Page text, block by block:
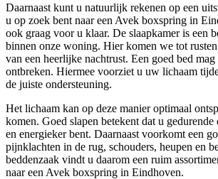
Daarnaast kunt u natuurlijk rekenen op een
u op zoek bent naar een Avek boxspring in
ook graag voor u klaar. De slaapkamer is een
binnen onze woning. Hier komen we tot
van een heerlijke nachtrust. Een goed bed
ontbreken. Hiermee voorziet u uw lichaam
de juiste ondersteuning.
Het lichaam kan op deze manier optimaal
komen. Goed slapen betekent dat u
en energieker bent. Daarnaast voorkomt een
pijnklachten in de rug, schouders, heupen en
beddenzaak vindt u daarom een ruim
naar een Avek boxspring in Eindhoven.